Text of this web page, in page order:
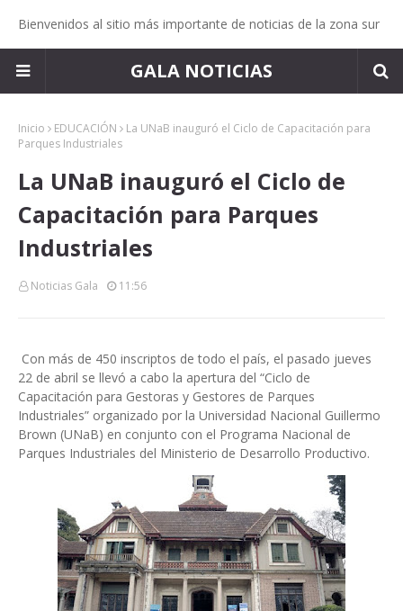
Bienvenidos al sitio más importante de noticias de la zona sur
GALA NOTICIAS
Inicio EDUCACIÓN
La UNaB inauguró el Ciclo de Capacitación para
Parques Industriales
La UNaB inauguró el Ciclo de
Capacitación para Parques
Industriales
Noticias Gala 11:56
Con más de 450 inscriptos de todo el país, el pasado jueves
22 de abril se llevó a cabo la apertura del “Ciclo de
Capacitación para Gestoras y Gestores de Parques
Industriales” organizado por la Universidad Nacional Guillermo
Brown (UNaB) en conjunto con el Programa Nacional de
Parques Industriales del Ministerio de Desarrollo Productivo.